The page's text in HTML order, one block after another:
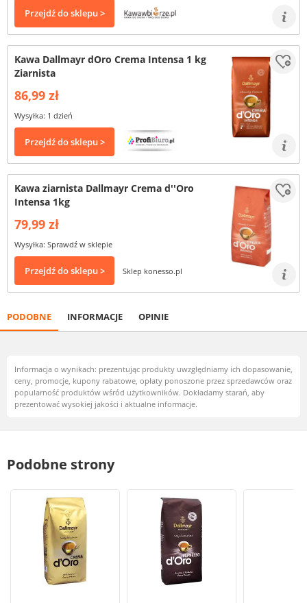
Przejdź do sklepu >
Kawa Dallmayr dOro Crema Intensa 1 kg
Ziarnista
86,99 zł
Wysyłka: 1 dzień
Przejdź do sklepu >
Kawa ziarnista Dallmayr Crema d''Oro
Intensa 1kg
79,99 zł
Wysyłka: Sprawdź w sklepie
Przejdź do sklepu > Sklep konesso.pl
PODOBNE INFORMACJE OPINIE
Informacja o wynikach: prezentując produkty uwzględniamy ich dopasowanie,
ceny, promocje, kupony rabatowe, opłaty ponoszone przez sprzedawców oraz
popularność produktów wśród użytkowników. Dokładamy starań, aby
prezentować wysokiej jakości i aktualne informacje.
Podobne strony